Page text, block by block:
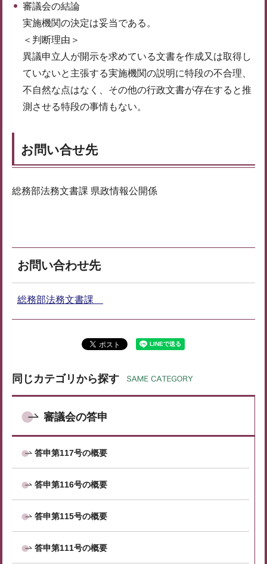
審議会の結論
実施機関の決定は妥当である。
＜判断理由＞
異議申立人が開示を求めている文書を作成又は取得し
ていないと主張する実施機関の説明に特段の不合理、
不自然な点はなく、その他の行政文書が存在すると推
測させる特段の事情もない。
お問い合せ先
総務部法務文書課 県政情報公開係
お問い合わせ先
総務部法務文書課
同じカテゴリから探す
審議会の答申
答申第117号の概要
答申第116号の概要
答申第115号の概要
答申第111号の概要